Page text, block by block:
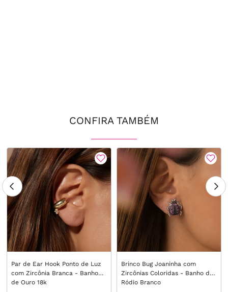
CONFIRA TAMBÉM
Par de Ear Hook Ponto de Luz
com Zircônia Branca - Banho
de Ouro 18k
Brinco Bug Joaninha com
Zircônias Coloridas - Banho de
Ródio Branco